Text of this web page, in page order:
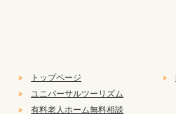
»
トップページ
»
ユニバーサルツーリズム
»
有料老人ホーム無料相談
»